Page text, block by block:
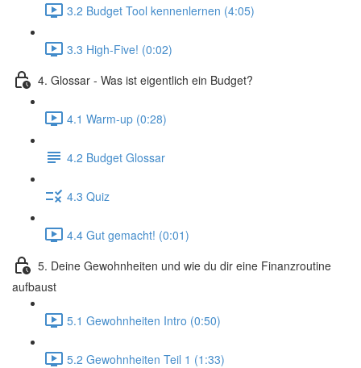
3.2 Budget Tool kennenlernen (4:05)
3.3 High-Five! (0:02)
4. Glossar - Was ist eigentlich ein Budget?
4.1 Warm-up (0:28)
4.2 Budget Glossar
4.3 Quiz
4.4 Gut gemacht! (0:01)
5. Deine Gewohnheiten und wie du dir eine Finanzroutine
aufbaust
5.1 Gewohnheiten Intro (0:50)
5.2 Gewohnheiten Teil 1 (1:33)